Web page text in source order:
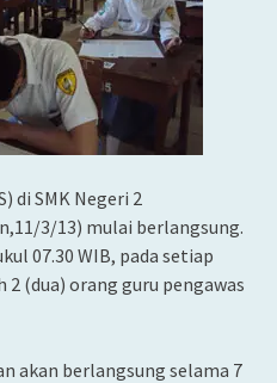
di SMK Negeri 2
3/13) mulai berlangsung.
07.30 WIB, pada setiap
2 (dua) orang guru pengawas
akan berlangsung selama 7